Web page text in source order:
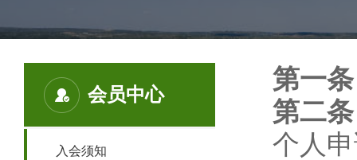
会员中心
入会须知
第一
第二
个人